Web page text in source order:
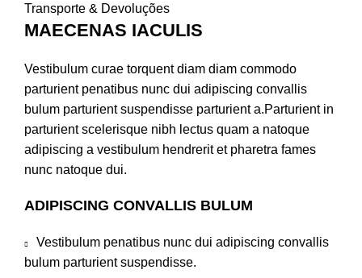
Transporte & Devoluções
MAECENAS IACULIS
Vestibulum curae torquent diam diam commodo
parturient penatibus nunc dui adipiscing convallis
bulum parturient suspendisse parturient a.Parturient in
parturient scelerisque nibh lectus quam a natoque
adipiscing a vestibulum hendrerit et pharetra fames
nunc natoque dui.
ADIPISCING CONVALLIS BULUM
Vestibulum penatibus nunc dui adipiscing convallis
bulum parturient suspendisse.